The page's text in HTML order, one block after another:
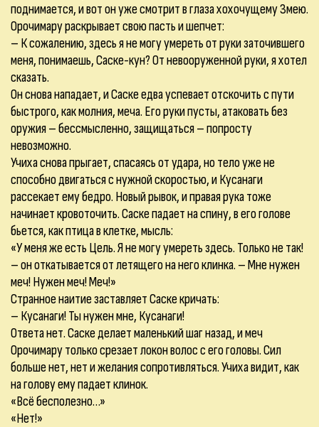
поднимается, и вот он уже смотрит в глаза хохочущему Змею.
Орочимару раскрывает свою пасть и шепчет:
– К сожалению, здесь я не могу умереть от руки заточившего
меня, понимаешь, Саске-кун? От невооруженной руки, я хотел
сказать.
Он снова нападает, и Саске едва успевает отскочить с пути
быстрого, как молния, меча. Его руки пусты, атаковать без
оружия – бессмысленно, защищаться – попросту
невозможно.
Учиха снова прыгает, спасаясь от удара, но тело уже не
способно двигаться с нужной скоростью, и Кусанаги
рассекает ему бедро. Новый рывок, и правая рука тоже
начинает кровоточить. Саске падает на спину, в его голове
бьется, как птица в клетке, мысль:
«У меня же есть Цель. Я не могу умереть здесь. Только не так!
– он откатывается от летящего на него клинка. – Мне нужен
меч! Нужен меч! Меч!»
Странное наитие заставляет Саске кричать:
– Кусанаги! Ты нужен мне, Кусанаги!
Ответа нет. Саске делает маленький шаг назад, и меч
Орочимару только срезает локон волос с его головы. Сил
больше нет, нет и желания сопротивляться. Учиха видит, как
на голову ему падает клинок.
«Всё бесполезно…»
«Нет!»